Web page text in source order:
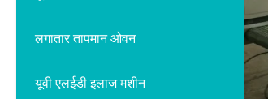
लगातार तापमान ओवन
यूवी एलईडी इलाज मशीन